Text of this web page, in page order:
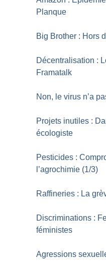
Planque
Big Brother : Hors
Décentralisation :
Framatalk
Non, le virus n’a
Projets inutiles :
écologiste
Pesticides :
l’agrochimie (1/3)
Raffineries : La
Discriminations :
féministes
Agressions